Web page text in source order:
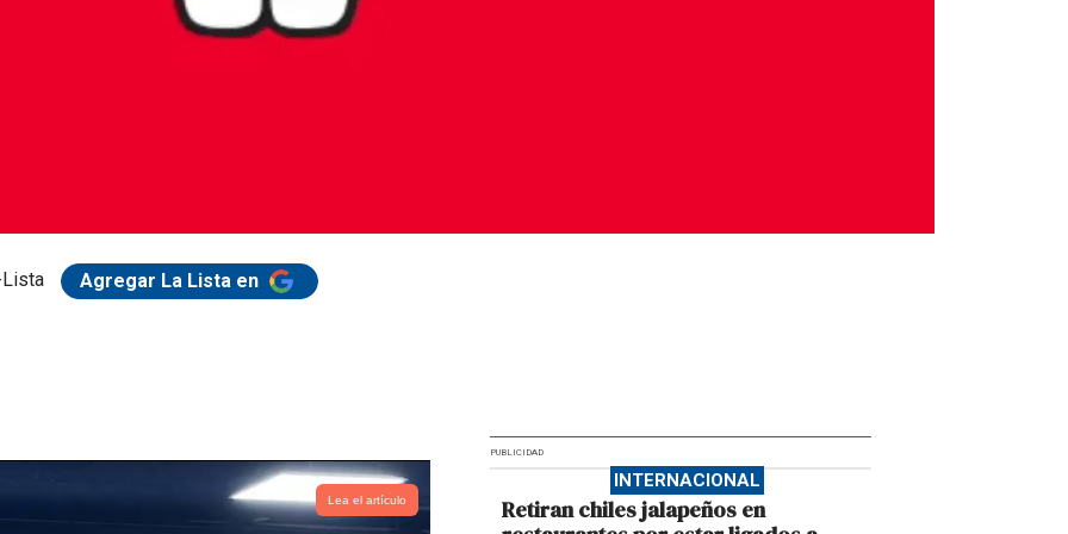
Lista Agregar La Lista en
Lea el artículo
PUBLICIDAD
INTERNACIONAL
Retiran chiles jalapeños en